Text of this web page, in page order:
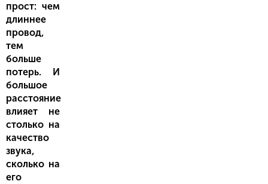
прост: чем
длиннее
провод,
тем
больше
потерь. И
большое
расстояние
влияет не
столько на
качество
звука,
сколько на
его